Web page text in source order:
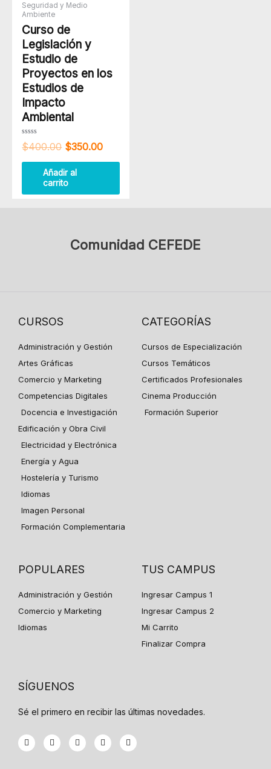
Seguridad y Medio
Ambiente
Curso de
Legislación y
Estudio de
Proyectos en los
Estudios de
Impacto
Ambiental
Valorado
con
de
$400.00 $350.00
Añadir al
carrito
Comunidad CEFEDE
CURSOS
Administración y Gestión
Artes Gráficas
Comercio y Marketing
Competencias Digitales
Docencia e Investigación
Edificación y Obra Civil
Electricidad y Electrónica
Energía y Agua
Hostelería y Turismo
Idiomas
Imagen Personal
Formación Complementaria
CATEGORÍAS
Cursos de Especialización
Cursos Temáticos
Certificados Profesionales
Cinema Producción
Formación Superior
POPULARES
Administración y Gestión
Comercio y Marketing
Idiomas
TUS CAMPUS
Ingresar Campus 1
Ingresar Campus 2
Mi Carrito
Finalizar Compra
SÍGUENOS
Sé el primero en recibir las últimas novedades.
F
a
c
T
w
i
G
o
o
Y
o
u
I
n
s